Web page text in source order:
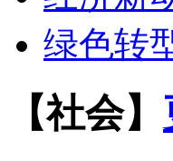
绿色转
【社会】